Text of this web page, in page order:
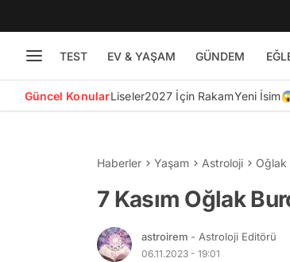
TEST EV & YAŞAM GÜNDEM
Güncel KonularLiseler2027 İçin RakamYeni
Haberler Yaşam Astroloji Oğlak
7 Kasım Oğlak
astroirem - Astroloji Editörü
06.11.2023 - 19:01